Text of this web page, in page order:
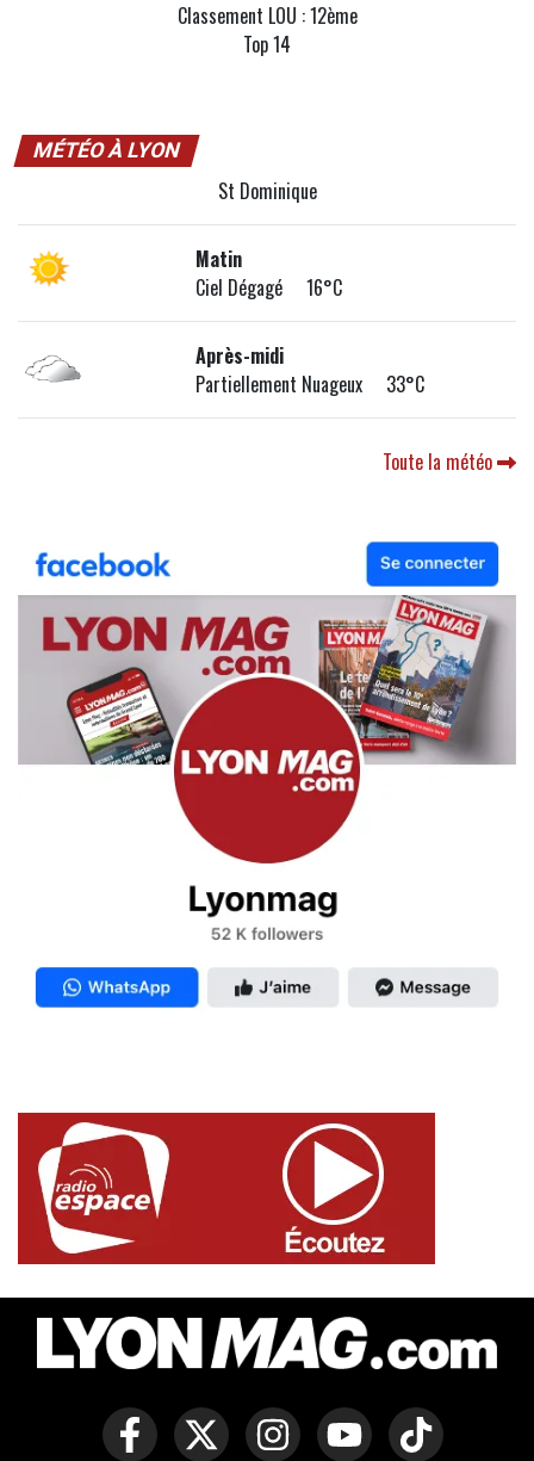
Classement LOU : 12ème
Top 14
MÉTÉO À LYON
St Dominique
Matin
Ciel Dégagé 16°C
Après-midi
Partiellement Nuageux 33°C
Toute la météo